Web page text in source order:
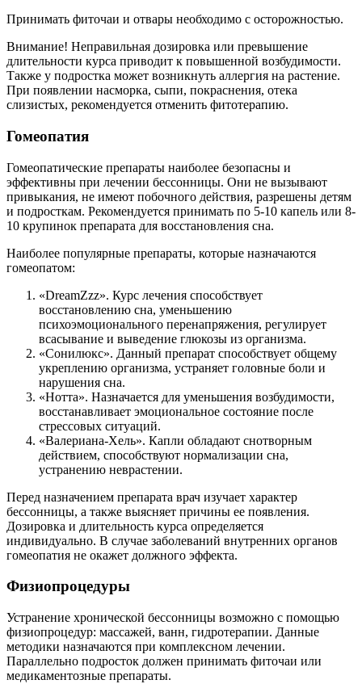
Принимать фиточаи и отвары необходимо с осторожностью.
Внимание! Неправильная дозировка или превышение
длительности курса приводит к повышенной возбудимости.
Также у подростка может возникнуть аллергия на растение.
При появлении насморка, сыпи, покраснения, отека
слизистых, рекомендуется отменить фитотерапию.
Гомеопатия
Гомеопатические препараты наиболее безопасны и
эффективны при лечении бессонницы. Они не вызывают
привыкания, не имеют побочного действия, разрешены детям
и подросткам. Рекомендуется принимать по 5-10 капель или 8-
10 крупинок препарата для восстановления сна.
Наиболее популярные препараты, которые назначаются
гомеопатом:
«DreamZzz». Курс лечения способствует
восстановлению сна, уменьшению
психоэмоционального перенапряжения, регулирует
всасывание и выведение глюкозы из организма.
«Сонилюкс». Данный препарат способствует общему
укреплению организма, устраняет головные боли и
нарушения сна.
«Нотта». Назначается для уменьшения возбудимости,
восстанавливает эмоциональное состояние после
стрессовых ситуаций.
«Валериана-Хель». Капли обладают снотворным
действием, способствуют нормализации сна,
устранению неврастении.
Перед назначением препарата врач изучает характер
бессонницы, а также выясняет причины ее появления.
Дозировка и длительность курса определяется
индивидуально. В случае заболеваний внутренних органов
гомеопатия не окажет должного эффекта.
Физиопроцедуры
Устранение хронической бессонницы возможно с помощью
физиопроцедур: массажей, ванн, гидротерапии. Данные
методики назначаются при комплексном лечении.
Параллельно подросток должен принимать фиточаи или
медикаментозные препараты.